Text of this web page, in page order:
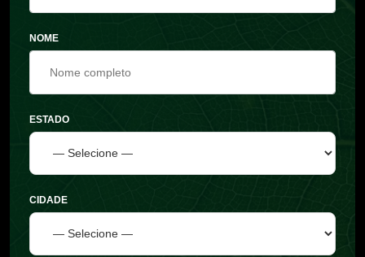
NOME
ESTADO
CIDADE